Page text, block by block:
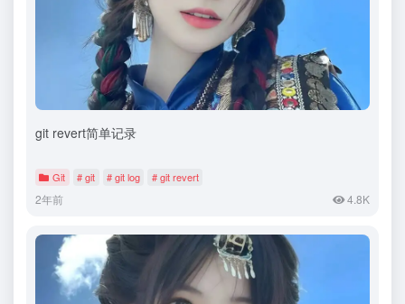
git revert简单记录
Git # git # git log # git revert
2年前 4.8K